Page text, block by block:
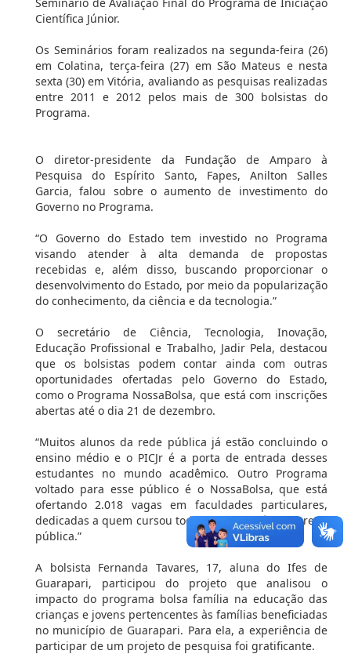
Científica Júnior.
Os Seminários foram realizados na segunda-feira (26)
em Colatina, terça-feira (27) em São Mateus e nesta
sexta (30) em Vitória, avaliando as pesquisas realizadas
entre 2011 e 2012 pelos mais de 300 bolsistas do
Programa.
O diretor-presidente da Fundação de Amparo à
Pesquisa do Espírito Santo, Fapes, Anilton Salles
Garcia, falou sobre o aumento de investimento do
Governo no Programa.
“O Governo do Estado tem investido no Programa
visando atender à alta demanda de propostas
recebidas e, além disso, buscando proporcionar o
desenvolvimento do Estado, por meio da popularização
do conhecimento, da ciência e da tecnologia.”
O secretário de Ciência, Tecnologia, Inovação,
Educação Profissional e Trabalho, Jadir Pela, destacou
que os bolsistas podem contar ainda com outras
oportunidades ofertadas pelo Governo do Estado,
como o Programa NossaBolsa, que está com inscrições
abertas até o dia 21 de dezembro.
“Muitos alunos da rede pública já estão concluindo o
ensino médio e o PICJr é a porta de entrada desses
estudantes no mundo acadêmico. Outro Programa
voltado para esse público é o NossaBolsa, que está
ofertando 2.018 vagas em faculdades particulares,
dedicadas a quem cursou todo o ensino médio na rede
pública.”
A bolsista Fernanda Tavares, 17, aluna do Ifes de
Guarapari, participou do projeto que analisou o
impacto do programa bolsa família na educação das
crianças e jovens pertencentes às famílias beneficiadas
no município de Guarapari. Para ela, a experiência de
participar de um projeto de pesquisa foi gratificante.